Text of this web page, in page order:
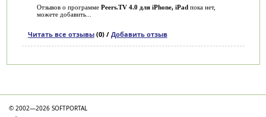
Отзывов о программе Peers.TV 4.0 для iPhone, iPad пока нет,
можете добавить...
Читать все отзывы(0) / Добавить отзыв
© 2002—2026 SOFTPORTAL